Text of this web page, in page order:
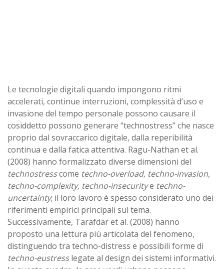
Le tecnologie digitali quando impongono ritmi
accelerati, continue interruzioni, complessità d’uso e
invasione del tempo personale possono causare il
cosiddetto possono generare “technostress” che nasce
proprio dal sovraccarico digitale, dalla reperibilità
continua e dalla fatica attentiva. Ragu-Nathan et al.
(2008) hanno formalizzato diverse dimensioni del
technostresscome techno-overload, techno-invasion,
techno-complexity, techno-insecuritye techno-
uncertainty; il loro lavoro è spesso considerato uno dei
riferimenti empirici principali sul tema.
Successivamente, Tarafdar et al. (2008) hanno
proposto una lettura più articolata del fenomeno,
distinguendo tra techno-distress e possibili forme di
techno-eustresslegate al design dei sistemi informativi.